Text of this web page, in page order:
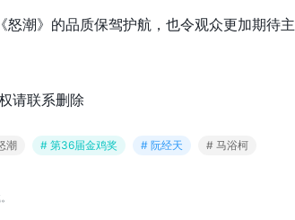
怒潮》的品质保驾护航，也令观众更加期待
请联系删除
潮 # 第36届金鸡奖 # 阮经天 # 马浴柯